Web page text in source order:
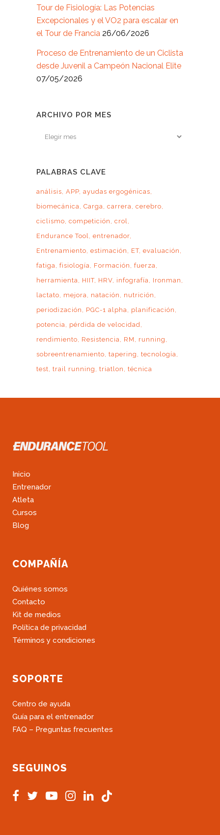
Tour de Fisiología: Las Potencias
Excepcionales y el VO2 para escalar en
el Tour de Francia 26/06/2026
Proceso de Entrenamiento de un Ciclista
desde Juvenil a Campeón Nacional Elite
07/05/2026
ARCHIVO POR MES
Archivo
PALABRAS CLAVE
análisis APP ayudas ergogénicas
biomecánica Carga carrera cerebro
ciclismo competición
crol
Endurance Tool entrenador
Entrenamiento estimación ET evaluación
fatiga fisiología Formación
fuerza
herramienta
HIIT HRV infografía
Ironman
lactato
mejora natación
nutrición
periodización
PGC-1 alpha
planificación
potencia
pérdida de velocidad
rendimiento
Resistencia RM
running
sobreentrenamiento tapering
tecnología
test trail running triatlon técnica
Inicio
Entrenador
Atleta
Cursos
Blog
COMPAÑÍA
Quiénes somos
Contacto
Kit de medios
Política de privacidad
Términos y condiciones
SOPORTE
Centro de ayuda
Guía para el entrenador
FAQ – Preguntas frecuentes
SEGUINOS